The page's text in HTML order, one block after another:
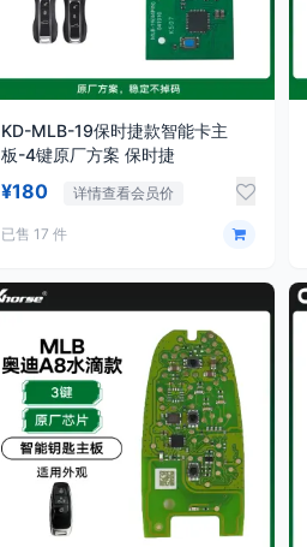
KD-MLB-19保时捷款智能卡主
板-4键原厂方案 保时捷
¥180 详情查看会员价
已售 17 件